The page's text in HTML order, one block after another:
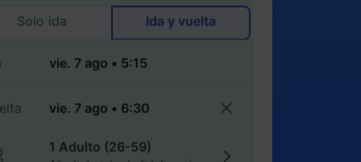
Solo ida Ida y vuelta
1 Adulto (26-59)